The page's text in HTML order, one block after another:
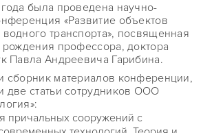
была проведена научно-
«Развитие объектов
транспорта», посвященная
профессора, доктора
Павла Андреевича Гарибина.
сборник материалов конференции,
две статьи сотрудников ООО
причальных сооружений с